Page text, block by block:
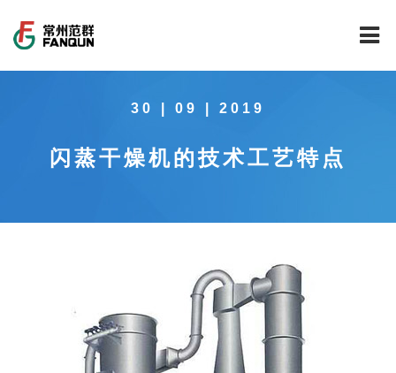
公司介绍
公司大事记
干燥设备
气流干燥系列
食品行业
工程技术中心
范群新闻
30 | 09 | 2019
闪蒸干燥机的技术工艺特点